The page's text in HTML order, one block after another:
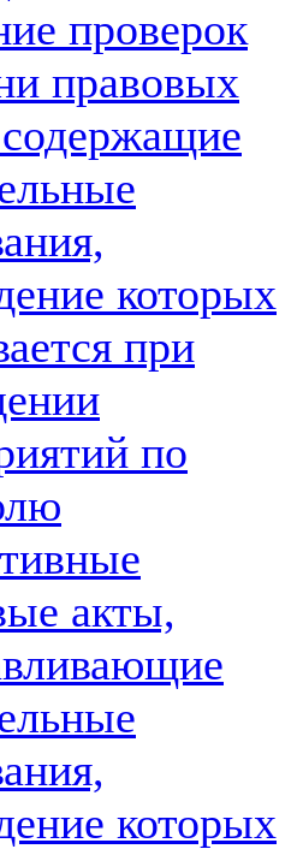
проверок
правовых
которых
при
по
акты,
которых